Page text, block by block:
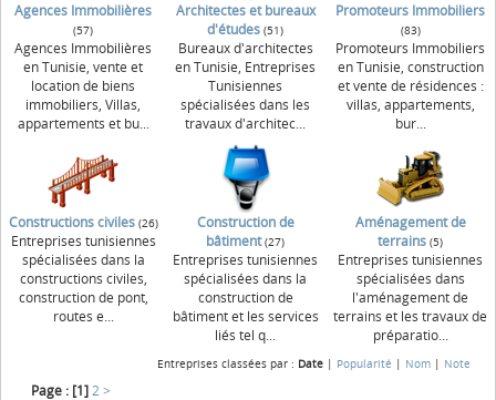
Agences Immobilières
(57)
Agences Immobilières
en Tunisie, vente et
location de biens
immobiliers, Villas,
appartements et bu...
Architectes et bureaux
d'études (51)
Bureaux d'architectes
en Tunisie, Entreprises
Tunisiennes
spécialisées dans les
travaux d'architec...
Promoteurs Immobiliers
(83)
Promoteurs Immobiliers
en Tunisie, construction
et vente de résidences :
villas, appartements,
bur...
Constructions civiles (26)
Entreprises tunisiennes
spécialisées dans la
constructions civiles,
construction de pont,
routes e...
Construction de
bâtiment (27)
Entreprises tunisiennes
spécialisées dans la
construction de
bâtiment et les services
liés tel q...
Aménagement de
terrains (5)
Entreprises tunisiennes
spécialisées dans
l'aménagement de
terrains et les travaux de
préparatio...
Entreprises classées par : Date | Popularité | Nom | Note
Page : [1] 2 >